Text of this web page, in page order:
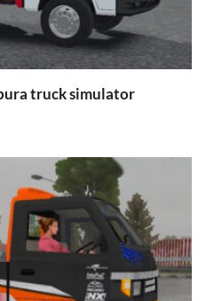
truck simulator